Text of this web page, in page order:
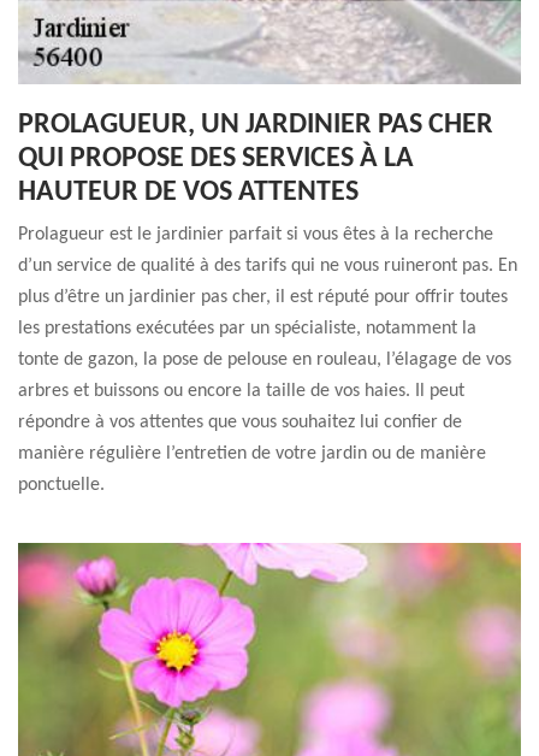
PROLAGUEUR, UN JARDINIER PAS CHER
QUI PROPOSE DES SERVICES À LA
HAUTEUR DE VOS ATTENTES
Prolagueur est le jardinier parfait si vous êtes à la recherche
d’un service de qualité à des tarifs qui ne vous ruineront pas. En
plus d’être un jardinier pas cher, il est réputé pour offrir toutes
les prestations exécutées par un spécialiste, notamment la
tonte de gazon, la pose de pelouse en rouleau, l’élagage de vos
arbres et buissons ou encore la taille de vos haies. Il peut
répondre à vos attentes que vous souhaitez lui confier de
manière régulière l’entretien de votre jardin ou de manière
ponctuelle.